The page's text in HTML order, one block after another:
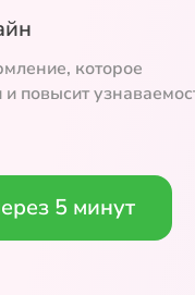
которое
повысит
5 минут